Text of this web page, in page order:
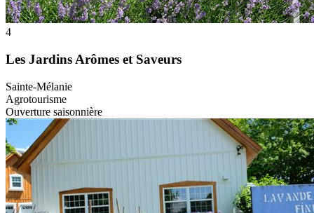
4
Les Jardins Arômes et Saveurs
Sainte-Mélanie
Agrotourisme
Ouverture saisonnière